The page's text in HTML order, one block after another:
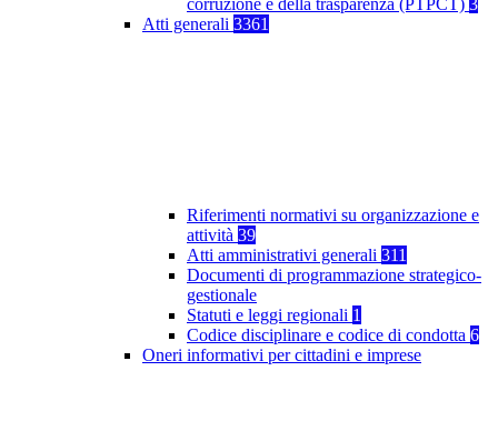
corruzione e della trasparenza (PTPCT) 3
Atti generali 3361
Riferimenti normativi su organizzazione e
attività 39
Atti amministrativi generali 311
Documenti di programmazione strategico-
gestionale
Statuti e leggi regionali 1
Codice disciplinare e codice di condotta 6
Oneri informativi per cittadini e imprese